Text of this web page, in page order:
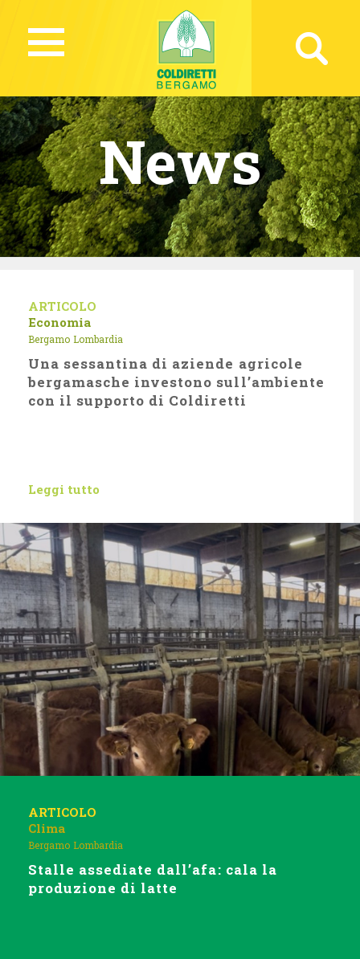
News
ARTICOLO
Economia
Bergamo Lombardia
Una sessantina di aziende agricole
bergamasche investono sull’ambiente
con il supporto di Coldiretti
Leggi tutto
ARTICOLO
Clima
Bergamo Lombardia
Stalle assediate dall’afa: cala la
produzione di latte